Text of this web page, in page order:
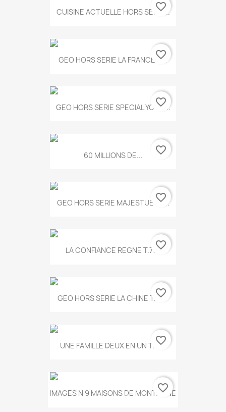
CUISINE ACTUELLE HORS SERIE...
favorite_border
GEO HORS SERIE LA FRANCE A...
favorite_border
GEO HORS SERIE SPECIAL YOGA...
favorite_border
60 MILLIONS DE... favorite_border
GEO HORS SERIE MAJESTUEUX...
favorite_border
LA CONFIANCE REGNE T.778favorite_border
GEO HORS SERIE LA CHINE T.497
favorite_border
UNE FAMILLE DEUX EN UN T.675
favorite_border
IMAGES N 9 MAISONS DE MONTAGNE
favorite_border